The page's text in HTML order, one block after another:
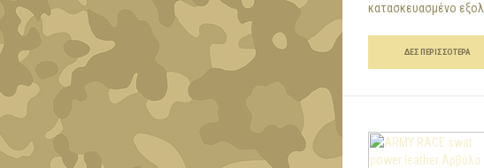
κατασκευασμένο εξολ...
ΔΕΣ ΠΕΡΙΣΣΌΤΕΡΑ